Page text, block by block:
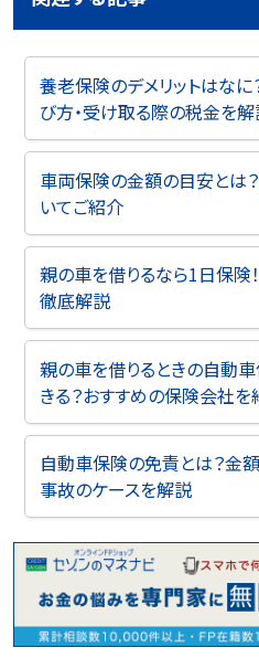
養老保険のデメリットはなに
び方・受け取る際の税金を
車両保険の金額の目安とは
いてご紹介
親の車を借りるなら1日保険
徹底解説
親の車を借りるときの自動
きる？おすすめの保険会社を
自動車保険の免責とは？金
事故のケースを解説